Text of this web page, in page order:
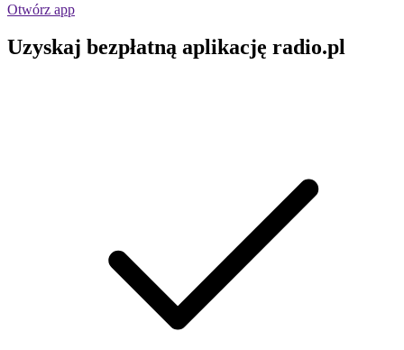
Otwórz app
Uzyskaj bezpłatną aplikację radio.pl